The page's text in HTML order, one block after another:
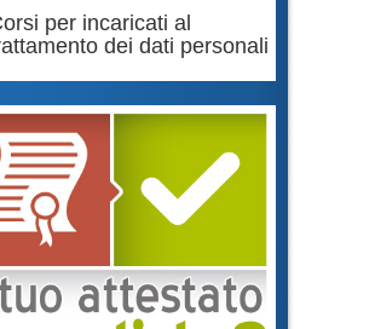
75,00 €per incaricati al
dei dati personali